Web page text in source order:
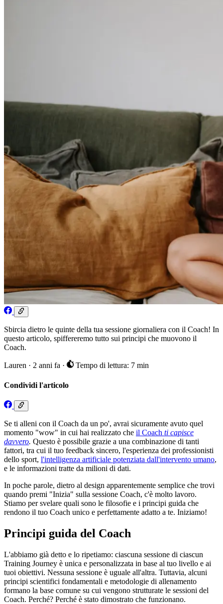
Sbircia dietro le quinte della tua sessione giornaliera con il Coach! In
questo articolo, spiffereremo tutto sui principi che muovono il
Coach.
Lauren · 2 anni fa · Tempo di lettura: 7 min
Condividi l'articolo
Se ti alleni con il Coach da un po', avrai sicuramente avuto quel
momento "wow" in cui hai realizzato che il Coach ti capisce
davvero. Questo è possibile grazie a una combinazione di tanti
fattori, tra cui il tuo feedback sincero, l'esperienza dei professionisti
dello sport, l'intelligenza artificiale potenziata dall'intervento umano,
e le informazioni tratte da milioni di dati.
In poche parole, dietro al design apparentemente semplice che trovi
quando premi "Inizia" sulla sessione Coach, c'è molto lavoro.
Stiamo per svelare quali sono le filosofie e i principi guida che
rendono il tuo Coach unico e perfettamente adatto a te. Iniziamo!
Principi guida del Coach
L'abbiamo già detto e lo ripetiamo: ciascuna sessione di ciascun
Training Journey è unica e personalizzata in base al tuo livello e ai
tuoi obiettivi. Nessuna sessione è uguale all'altra. Tuttavia, alcuni
principi scientifici fondamentali e metodologie di allenamento
formano la base comune su cui vengono strutturate le sessioni del
Coach. Perché? Perché è stato dimostrato che funzionano.